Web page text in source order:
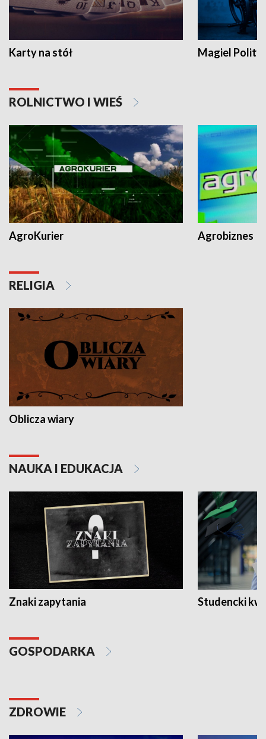
Karty na stół Magiel
ROLNICTWO I WIEŚ
AgroKurier Agrobiznes
RELIGIA
Oblicza wiary
NAUKA I EDUKACJA
Znaki zapytania Studencki
GOSPODARKA
ZDROWIE